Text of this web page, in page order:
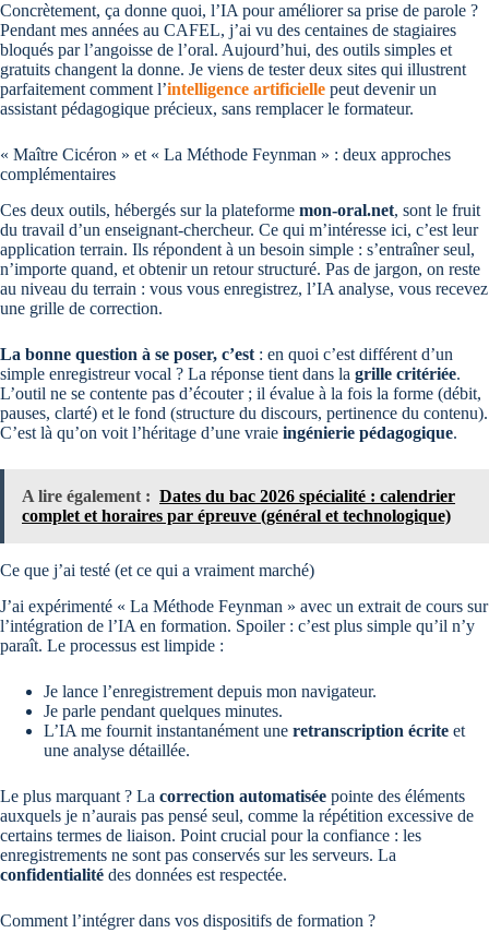
Concrètement, ça donne quoi, l’IA pour améliorer sa prise de parole ?
Pendant mes années au CAFEL, j’ai vu des centaines de stagiaires
bloqués par l’angoisse de l’oral. Aujourd’hui, des outils simples et
gratuits changent la donne. Je viens de tester deux sites qui illustrent
parfaitement comment l’intelligence artificielle peut devenir un
assistant pédagogique précieux, sans remplacer le formateur.
« Maître Cicéron » et « La Méthode Feynman » : deux approches
complémentaires
Ces deux outils, hébergés sur la plateforme mon-oral.net, sont le fruit
du travail d’un enseignant-chercheur. Ce qui m’intéresse ici, c’est leur
application terrain. Ils répondent à un besoin simple : s’entraîner seul,
n’importe quand, et obtenir un retour structuré. Pas de jargon, on reste
au niveau du terrain : vous vous enregistrez, l’IA analyse, vous recevez
une grille de correction.
La bonne question à se poser, c’est : en quoi c’est différent d’un
simple enregistreur vocal ? La réponse tient dans la grille critériée.
L’outil ne se contente pas d’écouter ; il évalue à la fois la forme (débit,
pauses, clarté) et le fond (structure du discours, pertinence du contenu).
C’est là qu’on voit l’héritage d’une vraie ingénierie pédagogique.
A lire également : Dates du bac 2026 spécialité : calendrier
complet et horaires par épreuve (général et technologique)
Ce que j’ai testé (et ce qui a vraiment marché)
J’ai expérimenté « La Méthode Feynman » avec un extrait de cours sur
l’intégration de l’IA en formation. Spoiler : c’est plus simple qu’il n’y
paraît. Le processus est limpide :
Je lance l’enregistrement depuis mon navigateur.
Je parle pendant quelques minutes.
L’IA me fournit instantanément une retranscription écrite et
une analyse détaillée.
Le plus marquant ? La correction automatisée pointe des éléments
auxquels je n’aurais pas pensé seul, comme la répétition excessive de
certains termes de liaison. Point crucial pour la confiance : les
enregistrements ne sont pas conservés sur les serveurs. La
confidentialité des données est respectée.
Comment l’intégrer dans vos dispositifs de formation ?